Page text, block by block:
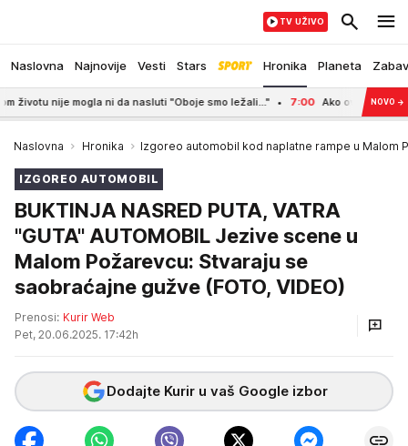
Naslovna Najnovije Vesti Stars Hronika Planeta
TV UŽIVO
nije mogla ni da nasluti "Oboje smo ležali..." 7:00 Ako ovako koristiteNOVO →
Naslovna Hronika Izgoreo automobil kod naplatne rampe u Malom
IZGOREO AUTOMOBIL
BUKTINJA NASRED PUTA, VATRA
"GUTA" AUTOMOBIL Jezive scene u
Malom Požarevcu: Stvaraju se
saobraćajne gužve (FOTO, VIDEO)
Prenosi: Kurir Web
Pet, 20.06.2025. 17:42h
Dodajte Kurir u vaš Google izbor